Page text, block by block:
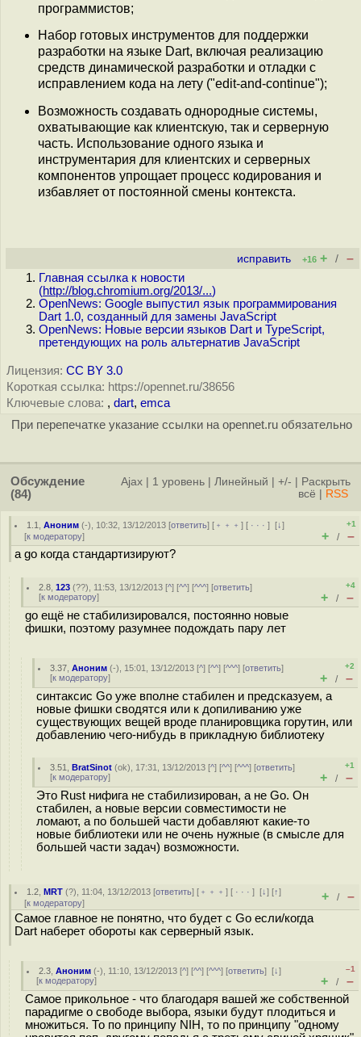
программистов;
Набор готовых инструментов для поддержки
разработки на языке Dart, включая реализацию
средств динамической разработки и отладки с
исправлением кода на лету ("edit-and-continue");
Возможность создавать однородные системы,
охватывающие как клиентскую, так и серверную
часть. Использование одного языка и
инструментария для клиентских и серверных
компонентов упрощает процесс кодирования и
избавляет от постоянной смены контекста.
исправить +16 + / –
Главная ссылка к новости
(http://blog.chromium.org/2013/...)
OpenNews: Google выпустил язык программирования
Dart 1.0, созданный для замены JavaScript
OpenNews: Новые версии языков Dart и TypeScript,
претендующих на роль альтернатив JavaScript
Лицензия: CC BY 3.0
Короткая ссылка: https://opennet.ru/38656
Ключевые слова: , dart, emca
При перепечатке указание ссылки на opennet.ru обязательно
Обсуждение
(84)
Ajax 1 уровень Линейный +/-
Раскрыть
всё
RSS
1.1 ,Аноним (-), 10:32, 13/12/2013 [ответить] [ ﹢﹢﹢] [ · · ·][↓]
[к модератору]
+1
+ / –
а go когда стандартизируют?
2.8 ,123 (??), 11:53, 13/12/2013 [^] [^^] [^^^] [ответить]
[к модератору]
+4
+ / –
go ещё не стабилизировался, постоянно новые
фишки, поэтому разумнее подождать пару лет
3.37 ,Аноним (-), 15:01, 13/12/2013 [^] [^^] [^^^] [ответить]
[к модератору]
+2
+ / –
синтаксис Go уже вполне стабилен и предсказуем, а
новые фишки сводятся или к допиливанию уже
существующих вещей вроде планировщика горутин, или
добавлению чего-нибудь в прикладную библиотеку
3.51 ,BratSinot (ok), 17:31, 13/12/2013 [^] [^^] [^^^] [ответить]
[к модератору]
+1
+ / –
Это Rust нифига не стабилизирован, а не Go. Он
стабилен, а новые версии совместимости не
ломают, а по большей части добавляют какие-то
новые библиотеки или не очень нужные (в смысле для
большей части задач) возможности.
1.2 ,MRT (?), 11:04, 13/12/2013 [ответить] [ ﹢﹢﹢] [ · · ·][↓] [↑]
[к модератору] + / –
Самое главное не понятно, что будет с Go если/когда
Dart наберет обороты как серверный язык.
2.3 ,Аноним (-), 11:10, 13/12/2013 [^] [^^] [^^^] [ответить][↓]
[к модератору]
–1
+ / –
Самое прикольное - что благодаря вашей же собственной
парадигме о свободе выбора, языки будут плодиться и
множиться. То по принципу NIH, то по принципу "одному